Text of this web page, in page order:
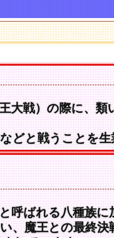
大戦）の際に、類
どと戦うことを生
呼ばれる八種族に
、魔王との最終決